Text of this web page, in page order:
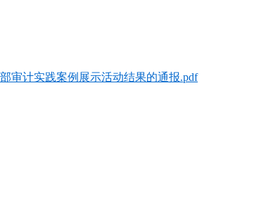
审计实践案例展示活动结果的通报.pdf